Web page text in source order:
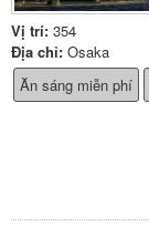
Vị trí: 354
Địa chỉ: Osaka
Ăn sáng miễn phí